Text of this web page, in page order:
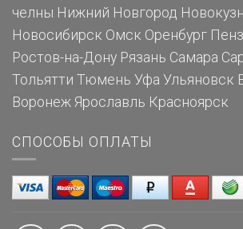
челны Нижний Новгород
Новосибирск Омск Оренбург
Ростов-на-Дону Рязань Самара
Тольятти Тюмень Уфа Ульяновск
Воронеж Ярославль Красноярск
СПОСОБЫ ОПЛАТЫ